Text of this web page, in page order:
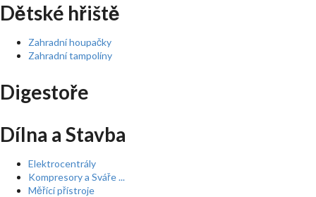
Dětské hřiště
Zahradní houpačky
Zahradní tampolíny
Digestoře
Dílna a Stavba
Elektrocentrály
Kompresory a Sváře ...
Měřící přístroje